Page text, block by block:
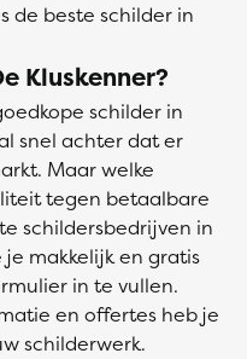
de beste schilder in
Kluskenner?
schilder in
snel achter dat er
Maar welke
tegen betaalbare
schildersbedrijven in
makkelijk en gratis
in te vullen.
en offertes heb je
schilderwerk.